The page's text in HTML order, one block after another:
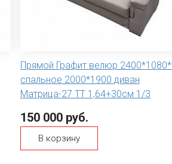
Прямой Графит велюр
спальное 2000*1900 диван
Матрица-27 ТТ 1,64+30см 1/3
150 000 руб.
В корзину